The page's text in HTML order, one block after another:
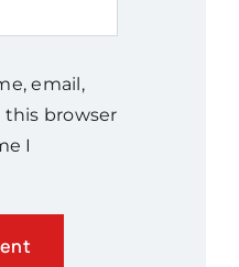
email,
browser
I